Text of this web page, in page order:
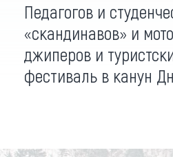
Педагогов и
«скандинавов» и
джиперов и
фестиваль в канун